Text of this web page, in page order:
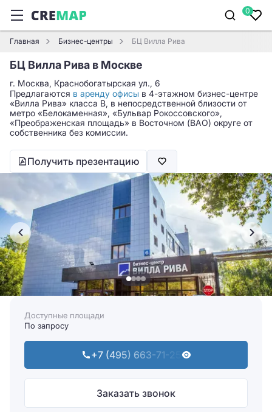
0
Главная Бизнес-центры БЦ Вилла Рива
БЦ Вилла Рива в Москве
г. Москва, Краснобогатырская ул., 6
Предлагаются в аренду офисы в 4-этажном бизнес-центре
«Вилла Рива» класса B, в непосредственной близости от
метро «Белокаменная», «Бульвар Рокоссовского»,
«Преображенская площадь» в Восточном (ВАО) округе от
собственника без комиссии.
Получить презентацию
Доступные площади
По запросу
+7 (495) 663-71-25
Заказать звонок